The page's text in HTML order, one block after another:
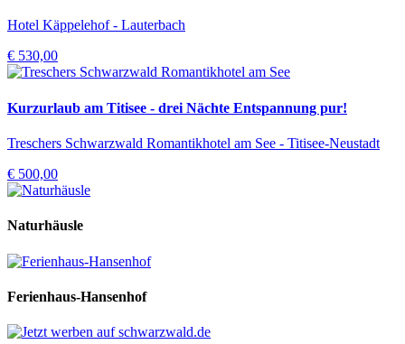
Hotel Käppelehof - Lauterbach
€ 530,00
Kurzurlaub am Titisee - drei Nächte Entspannung pur!
Treschers Schwarzwald Romantikhotel am See - Titisee-Neustadt
€ 500,00
Naturhäusle
Ferienhaus-Hansenhof